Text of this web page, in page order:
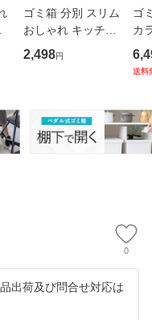
ゴミ箱 分別 スリム
おしゃれ キッチン
ふた付き 縦型 大容
量 密閉 ワゴン 30
グ プッシュ ごみ箱
2,498円
ゴ
カ
型
ッ
ス
ご
送料
0
出荷及び問合せ対応は